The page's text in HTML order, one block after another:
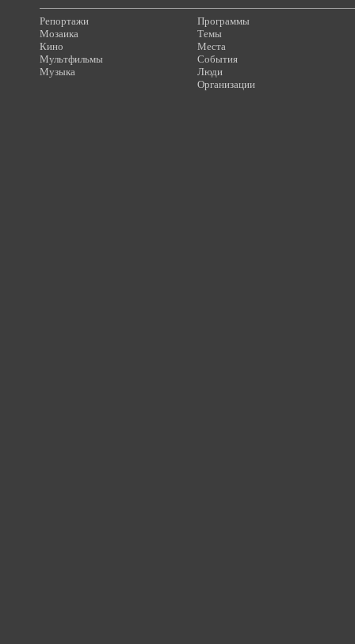
Репортажи
Мозаика
Кино
Мультфильмы
Музыка
Программы
Темы
Места
События
Люди
Организации